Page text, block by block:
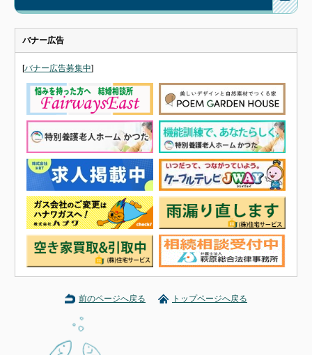
バナー広告
[バナー広告募集中]
前のページへ戻る トップページへ戻る